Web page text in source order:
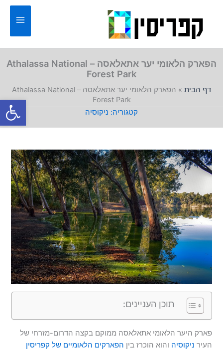
פתח
הפארק הלאומי יער אתאלאסה – Athalassa National
Forest Park
דף הבית »
הפארק הלאומי יער אתאלאסה – Athalassa National
Forest Park
ניקוסיה
תוכן העניינים:
פארק היער הלאומי אתאלאסה ממוקם בקצה הדרום-מזרחי של
העיר ניקוסיה והוא הוכרז בין הפארקים הלאומיים של קפריסין